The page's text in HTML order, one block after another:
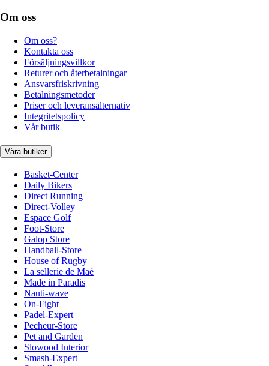
Om oss
Om oss?
Kontakta oss
Försäljningsvillkor
Returer och återbetalningar
Ansvarsfriskrivning
Betalningsmetoder
Priser och leveransalternativ
Integritetspolicy
Vår butik
Våra butiker
Basket-Center
Daily Bikers
Direct Running
Direct-Volley
Espace Golf
Foot-Store
Galop Store
Handball-Store
House of Rugby
La sellerie de Maé
Made in Paradis
Nauti-wave
On-Fight
Padel-Expert
Pecheur-Store
Pet and Garden
Slowood Interior
Smash-Expert